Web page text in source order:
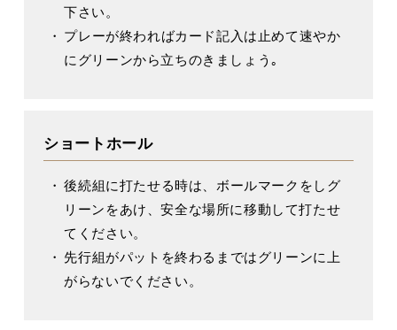
下さい。
プレーが終わればカード記入は止めて速やか
にグリーンから立ちのきましょう｡
ショートホール
後続組に打たせる時は、ボールマークをしグ
リーンをあけ、安全な場所に移動して打たせ
てください。
先行組がパットを終わるまではグリーンに上
がらないでください。